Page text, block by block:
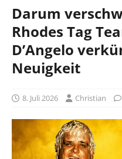
Darum
Rhodes Tag
D’Angelo
Neuigkeit
8. Juli 2026 Christian